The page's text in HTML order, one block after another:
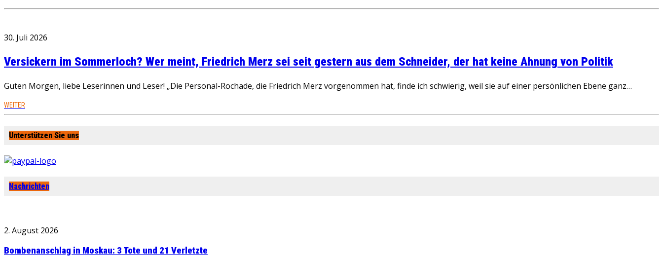
30. Juli 2026
Versickern im Sommerloch? Wer meint, Friedrich Merz sei seit gestern aus dem Schneider, der hat keine Ahnung von Politik
Guten Morgen, liebe Leserinnen und Leser! „Die Personal-Rochade, die Friedrich Merz vorgenommen hat, finde ich schwierig, weil sie auf einer persönlichen Ebene ganz…
WEITER
Unterstützen Sie uns
Nachrichten
2. August 2026
Bombenanschlag in Moskau: 3 Tote und 21 Verletzte